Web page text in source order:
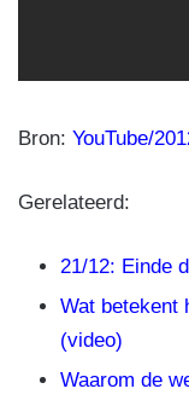
Bron: YouTube/
Gerelateerd:
21/12: Einde
Wat betekent
(video)
Waarom de